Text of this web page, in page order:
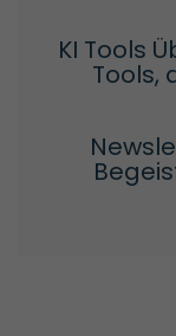
KI Tools
Tools,